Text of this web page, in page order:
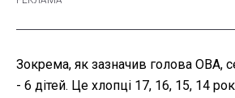
Зокрема, як зазначив голова ОВА,
- 6 дітей. Це хлопці 17, 16, 15, 14